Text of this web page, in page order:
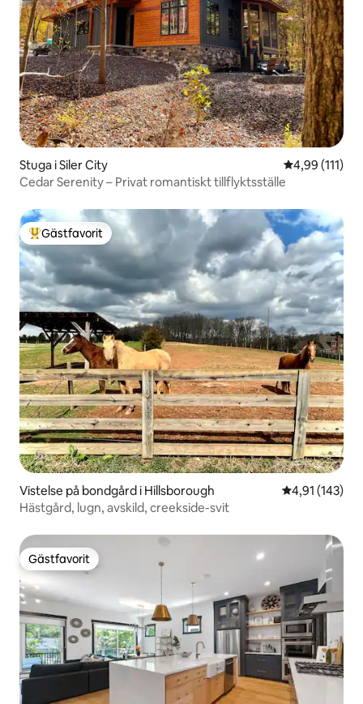
Stuga i Siler City 4,99 av 5 i
4,99 (111)
Cedar Serenity – Privat romantiskt tillflyktsställe
Populär gästfavorit
Gästfavorit
Vistelse på bondgård i Hillsborough 4,91 av 5 i
4,91 (143)
Hästgård, lugn, avskild, creekside-svit
Gästfavorit
Gästfavorit